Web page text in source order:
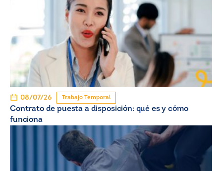
08/07/26 Trabajo Temporal
Contrato de puesta a disposición: qué es y cómo
funciona